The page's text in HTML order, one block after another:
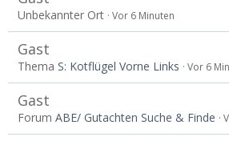
Unbekannter Ort Vor 6 Minuten
Gast
Thema S: Kotflügel Vorne Links Vor 6
Gast
Forum ABE/ Gutachten Suche & Finde